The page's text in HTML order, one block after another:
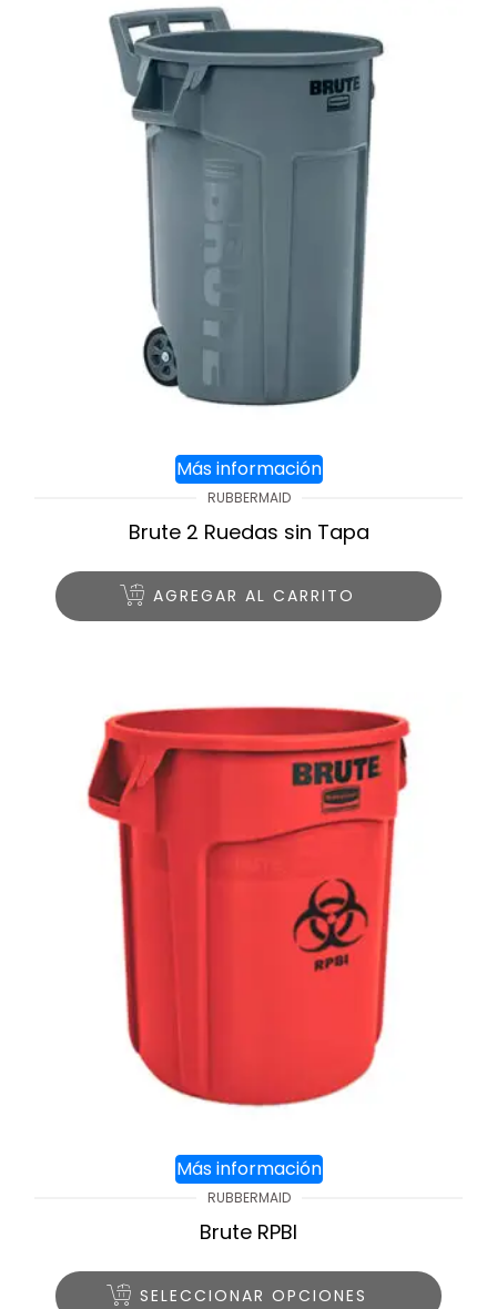
Más información
RUBBERMAID
Brute 2 Ruedas sin Tapa
AGREGAR AL CARRITO
Más información
RUBBERMAID
Brute RPBI
SELECCIONAR OPCIONES